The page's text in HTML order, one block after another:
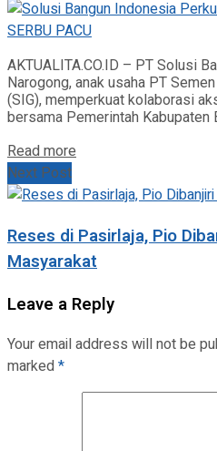
AKTUALITA.CO.ID – PT Solusi
Narogong, anak usaha PT
(SIG), memperkuat kolaborasi
bersama Pemerintah Kabupaten
Read more
Next Post
Reses di Pasirlaja, Pio
Masyarakat
Leave a Reply
Your email address will not be
marked*